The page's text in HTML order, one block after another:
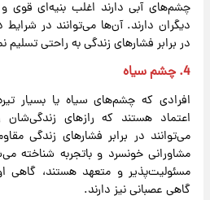
چشم‌های آبی دارند اغلب بنیه‌ای قوی
دیگران دارند. آن‌ها می‌توانند در
در برابر فشارهای زندگی به راحتی تسلیم
4. چشم سیاه
افرادی که چشم‌های سیاه یا بسیار
اعتماد هستند که رازهای
می‌توانند در برابر فشارهای زندگی
مشاورانی خونسرد و باتجربه شناخته
مسئولیت‌پذیر و متعهد هستند،
گاهی عصبانی نیز دارند.